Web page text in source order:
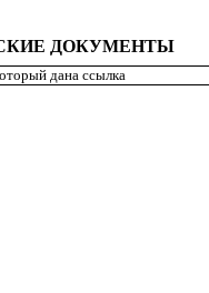
ДОКУМЕНТЫ
дана ссылка